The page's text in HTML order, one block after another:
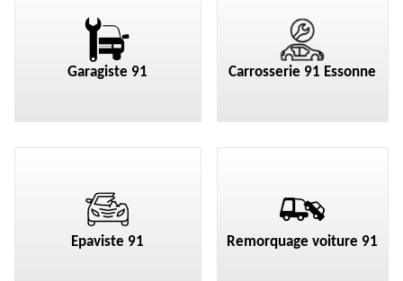
Garagiste 91 Carrosserie 91 Essonne
Epaviste 91 Remorquage voiture 91